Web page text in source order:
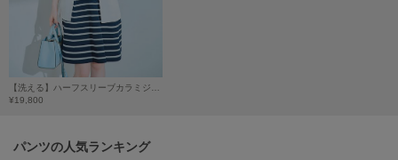
Henon.
へノン
HUNTER
ハンター
ホカ オネオネ
¥19,800
パンツの人気ランキング